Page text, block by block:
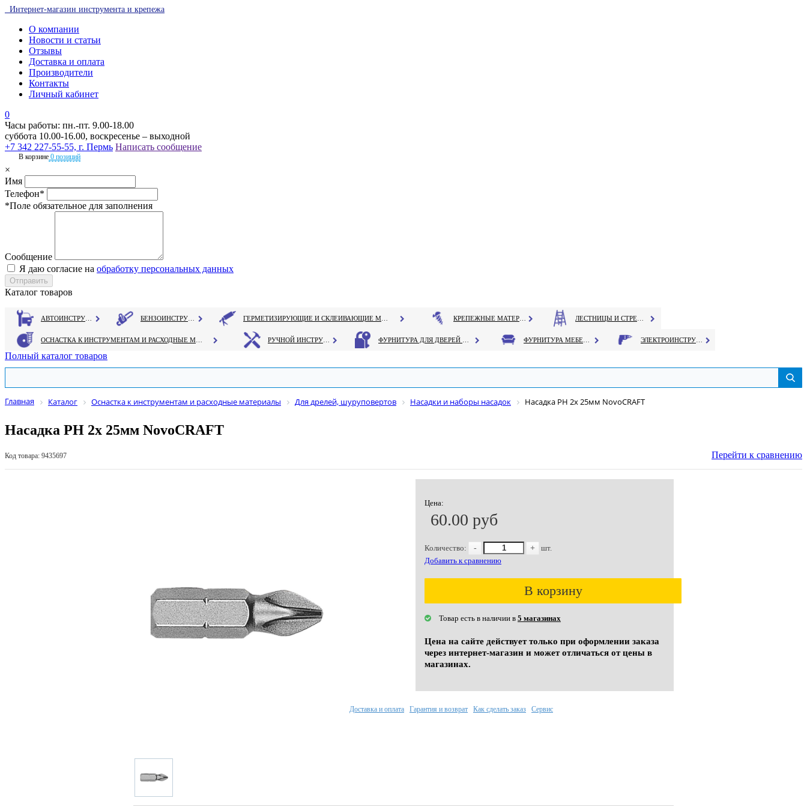
Интернет-магазин инструмента и крепежа
О компании
Новости и статьи
Отзывы
Доставка и оплата
Производители
Контакты
Личный кабинет
0
Часы работы: пн.-пт. 9.00-18.00
суббота 10.00-16.00, воскресенье – выходной
+7 342 227-55-55, г. Пермь Написать сообщение
В корзине 0 позиций
×
Имя
Телефон*
*Поле обязательное для заполнения
Сообщение
Я даю согласие на обработку персональных данных
Каталог товаров
Полный каталог товаров
Главная Каталог Оснастка к инструментам и расходные материалы Для дрелей, шуруповертов Насадки и наборы насадок Насадка PH 2х 25мм NovoCRAFT
Насадка PH 2х 25мм NovoCRAFT
Код товара: 9435697 Перейти к сравнению
Цена:
60.00 руб
Количество: - +
шт.
Добавить к сравнению
В корзину
Товар есть в наличии в 5 магазинах
Цена на сайте действует только при оформлении заказа
через интернет-магазин и может отличаться от цены в
магазинах.
Доставка и оплата Гарантия и возврат Как сделать заказ Сервис